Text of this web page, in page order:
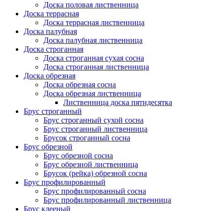
Доска половая лиственница
Доска террасная
Доска террасная лиственница
Доска палубная
Доска палубная лиственница
Доска строганная
Доска строганная сухая сосна
Доска строганная лиственница
Доска обрезная
Доска обрезная сосна
Доска обрезная лиственница
Лиственница доска пятидесятка
Брус строганный
Брус строганный сухой сосна
Брус строганный лиственница
Брусок строганный сосна
Брус обрезной
Брус обрезной сосна
Брус обрезной лиственница
Брусок (рейка) обрезной сосна
Брус профилированный
Брус профилированный сосна
Брус профилированный лиственница
Брус клееный